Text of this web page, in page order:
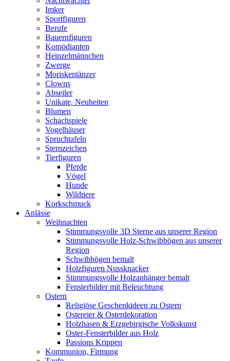
Imker
Sportfiguren
Berufe
Bauernfiguren
Komödianten
Heinzelmännchen
Zwerge
Moriskentänzer
Clowns
Abseiler
Unikate, Neuheiten
Blumen
Schachspiele
Vogelhäuser
Spruchtafeln
Sternzeichen
Tierfiguren
Pferde
Vögel
Hunde
Wildtiere
Korkschmuck
Anlässe
Weihnachten
Stimmungsvolle 3D Sterne aus unserer Region
Stimmungsvolle Holz-Schwibbögen aus unserer
Region
Schwibbögen bemalt
Holzfiguren Nussknacker
Stimmungsvolle Holzanhänger bemalt
Fensterbilder mit Beleuchtung
Ostern
Religiöse Geschenkideen zu Ostern
Ostereier & Osterdekoration
Holzhasen & Erzgebirgische Volkskunst
Oster-Fensterbilder aus Holz
Passions Krippen
Kommunion, Firmung